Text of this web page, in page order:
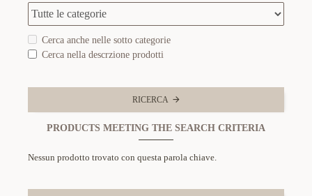
Cerca anche nelle sotto categorie
Cerca nella descrzione prodotti
RICERCA
PRODUCTS MEETING THE SEARCH CRITERIA
Nessun prodotto trovato con questa parola chiave.